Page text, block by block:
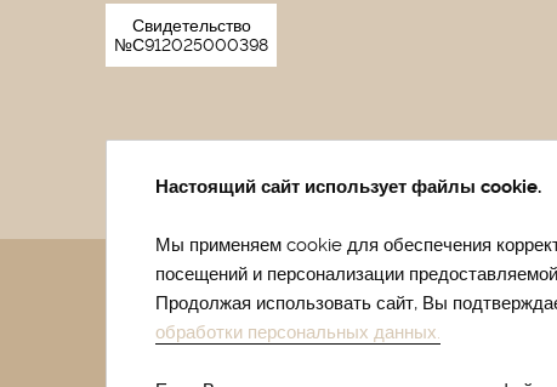
Свидетельство
№С912025000398
Санаторий в Евпатории Лечение в
Купить путевку в санаторий Крыма
Настоящий сайт использует файлы cookie.
Мы применяем cookie для обеспечения
посещений и персонализации
Продолжая использовать сайт, Вы
обработки персональных данных.